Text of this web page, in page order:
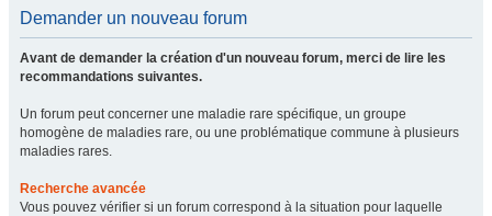
Demander un nouveau forum
Avant de demander la création d'un nouveau forum, merci de lire les
recommandations suivantes.
Un forum peut concerner une maladie rare spécifique, un groupe
homogène de maladies rare, ou une problématique commune à plusieurs
maladies rares.
Recherche avancée
Vous pouvez vérifier si un forum correspond à la situation pour laquelle